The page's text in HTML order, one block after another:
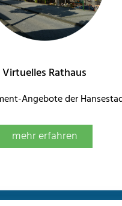
Virtuelles Rathaus
Angebote der
mehr erfahren